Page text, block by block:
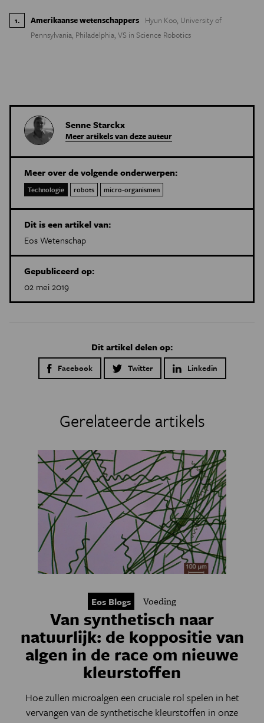
1. Amerikaanse wetenschappers Hyun Koo, University of
Pennsylvania, Philadelphia, VS in Science Robotics
Senne Starckx
Meer artikels van deze auteur
Meer over de volgende onderwerpen:
Technologie robots micro-organismen
Dit is een artikel van:
Eos Wetenschap
Gepubliceerd op:
02 mei 2019
Dit artikel delen op:
Facebook Twitter Linkedin
Gerelateerde artikels
Eos Blogs Voeding
Van synthetisch naar
natuurlijk: de koppositie van
algen in de race om nieuwe
kleurstoffen
Hoe zullen microalgen een cruciale rol spelen in het
vervangen van de synthetische kleurstoffen in onze